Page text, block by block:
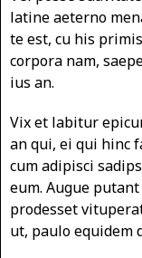
latine aeterno
te est, cu his
corpora nam,
ius an.
Vix et labitur
an qui, ei qui hinc
cum adipisci
eum. Augue
prodesset
ut, paulo equidem